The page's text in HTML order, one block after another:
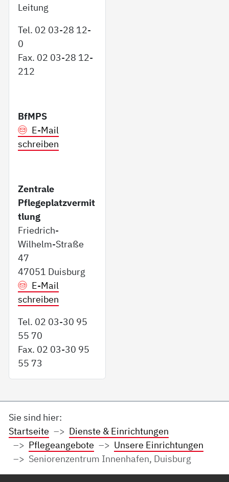
Leitung
Tel. 02 03-28 12-
0
Fax. 02 03-28 12-
212
BfMPS
E-Mail
schreiben
Zentrale
Pflegeplatzvermit
tlung
Friedrich-
Wilhelm-Straße
47
47051 Duisburg
E-Mail
schreiben
Tel. 02 03-30 95
55 70
Fax. 02 03-30 95
55 73
Sie sind hier:
Startseite
Dienste & Einrichtungen
Pflegeangebote
Unsere Einrichtungen
Seniorenzentrum Innenhafen, Duisburg